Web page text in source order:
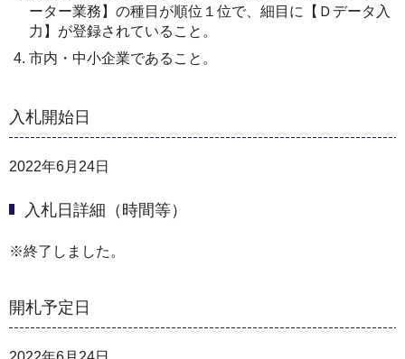
ーター業務】の種目が順位１位で、細目に【Ｄデータ入
力】が登録されていること。
市内・中小企業であること。
入札開始日
2022年6月24日
入札日詳細（時間等）
※終了しました。
開札予定日